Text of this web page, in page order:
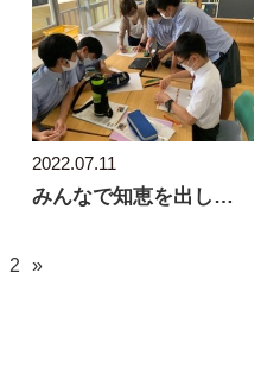
2022.07.11
みんなで知恵を出し合って その２
2 »